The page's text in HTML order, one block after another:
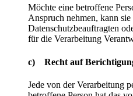
Möchte eine betroffene
Anspruch nehmen, kann
Datenschutzbeauftragten
für die Verarbeitung
c) Recht auf
Jede von der Verarbeitung